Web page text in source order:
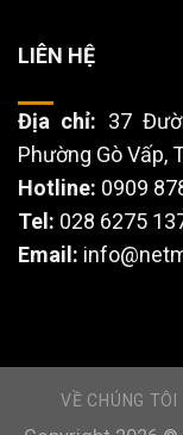
LIÊN HỆ
Địa chỉ: 37
Phường Gò Vấp,
Hotline: 0909
Tel: 028 6275
Email:
VỀ CHÚNG TÔI